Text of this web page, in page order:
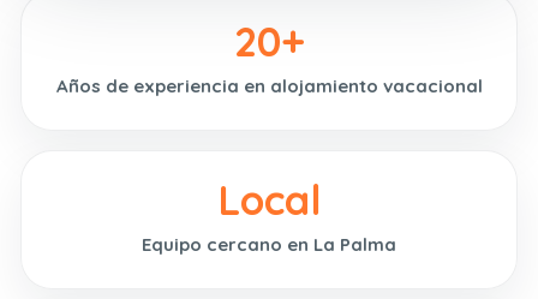
20+
Años de experiencia en alojamiento vacacional
Local
Equipo cercano en La Palma